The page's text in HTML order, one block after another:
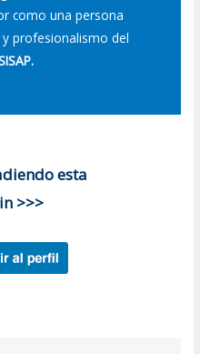
como una persona
profesionalismo del
esta
>>>